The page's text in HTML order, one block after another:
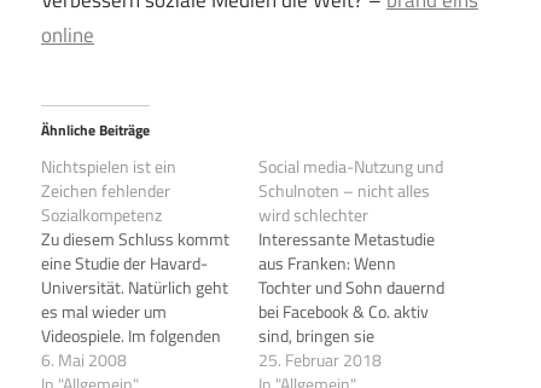
online
Ähnliche Beiträge
Nichtspielen ist ein
Zeichen fehlender
Sozialkompetenz
Zu diesem Schluss kommt
eine Studie der Havard-
Universität. Natürlich geht
es mal wieder um
Videospiele. Im folgenden
Interview erfahrt ihr mehr.
6. Mai 2008
Social media-Nutzung und
Schulnoten – nicht alles
wird schlechter
Interessante Metastudie
aus Franken: Wenn
Tochter und Sohn dauernd
bei Facebook & Co. aktiv
sind, bringen sie
schlechtere Noten nach
25. Februar 2018